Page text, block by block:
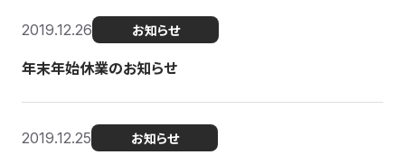
2019.12.26 お知らせ
年末年始休業のお知らせ
2019.12.25 お知らせ